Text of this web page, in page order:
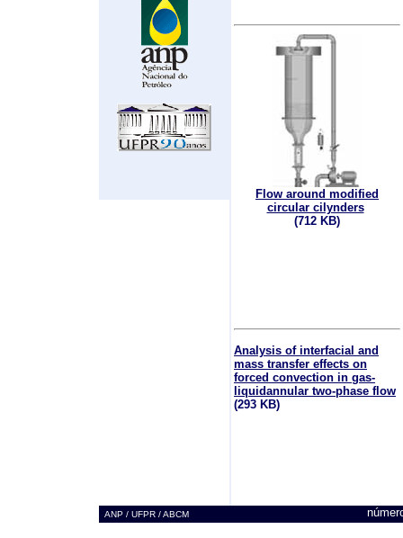
Flow around modified
circular cilynders
(712 KB)
Analysis of interfacial and
mass transfer effects on
forced convection in gas-
liquidannular two-phase flow
(293 KB)
ANP / UFPR / ABCM